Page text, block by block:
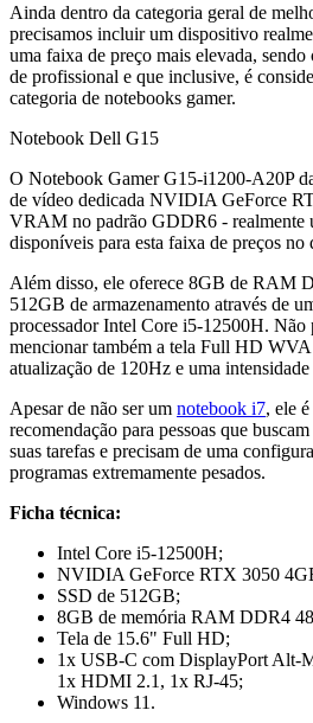
Ainda dentro da categoria geral de
precisamos incluir um dispositivo
uma faixa de preço mais elevada,
de profissional e que inclusive, é
categoria de notebooks gamer.
Notebook Dell G15
O Notebook Gamer G15-i1200-A20P
de vídeo dedicada NVIDIA GeForce
VRAM no padrão GDDR6 - realmente
disponíveis para esta faixa de preços no
Além disso, ele oferece 8GB de RAM
512GB de armazenamento através de
processador Intel Core i5-12500H. Não
mencionar também a tela Full HD
atualização de 120Hz e uma
Apesar de não ser um notebook i7, ele
recomendação para pessoas que
suas tarefas e precisam de uma
programas extremamente pesados.
Ficha técnica:
Intel Core i5-12500H;
NVIDIA GeForce RTX 3050
SSD de 512GB;
8GB de memória RAM DDR4
Tela de 15.6" Full HD;
1x USB-C com DisplayPort Alt-
1x HDMI 2.1, 1x RJ-45;
Windows 11.